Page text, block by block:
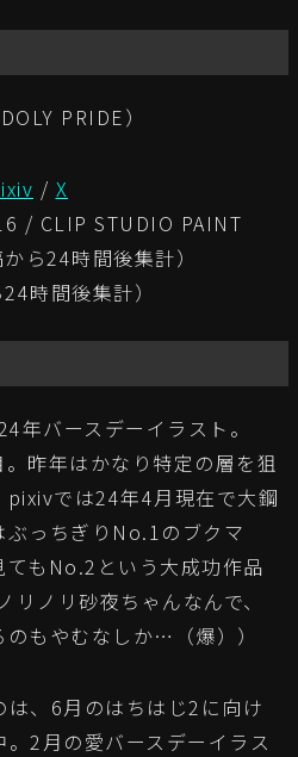
PRIDE）
/ X
/ CLIP STUDIO PAINT
ら24時間後集計）
時間後集計）
バースデーイラスト。
昨年はかなり特定の層を狙
pixivでは24年4月現在で大鋼
ぶっちぎりNo.1のブクマ
もNo.2という大成功作品
ノリ砂夜ちゃんなんで、
もやむなしか…（爆））
、6月のはちはじ2に向け
2月の愛バースデーイラス